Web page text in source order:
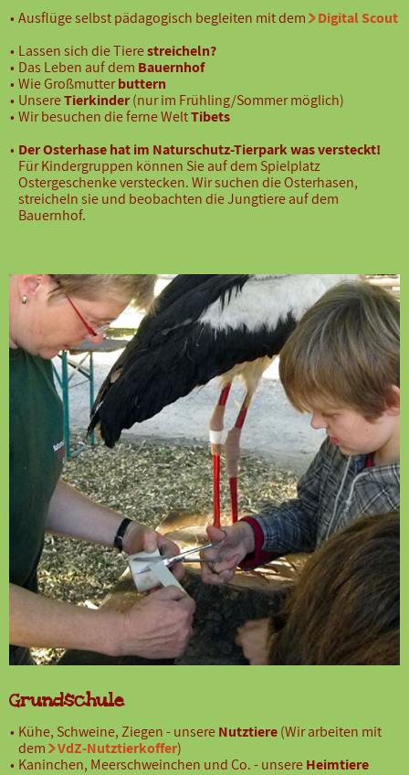
Ausflüge selbst pädagogisch begleiten mit dem
Digital Scout
Lassen sich die Tierestreicheln?
Das Leben auf dem Bauernhof
Wie Großmutterbuttern
UnsereTierkinder(nur im Frühling/Sommer möglich)
Wir besuchen die ferne WeltTibets
Der Osterhase hat im Naturschutz-Tierpark was versteckt!
Für Kindergruppen können Sie auf dem Spielplatz
Ostergeschenke verstecken. Wir suchen die Osterhasen,
streicheln sie und beobachten die Jungtiere auf dem
Bauernhof.
Grundschule
Kühe, Schweine, Ziegen - unsereNutztiere(Wir arbeiten mit
dem
VdZ-Nutztierkoffer)
Kaninchen, Meerschweinchen und Co. - unsereHeimtiere